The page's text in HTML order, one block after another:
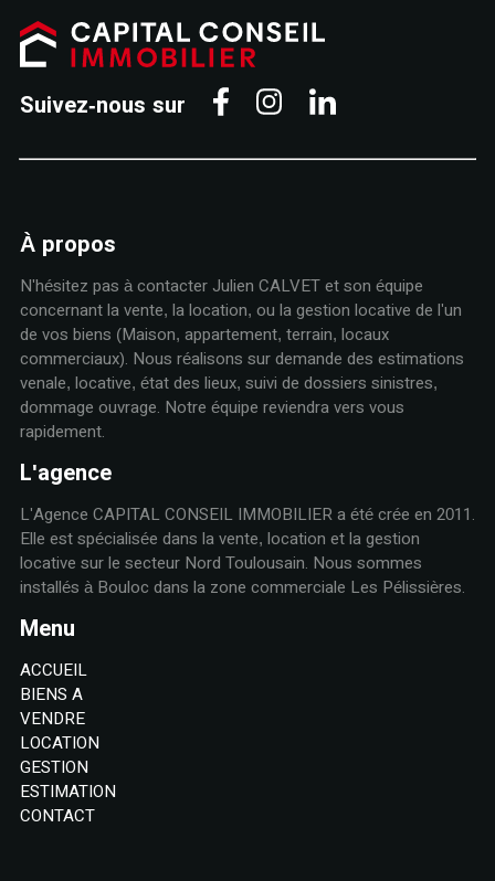
Suivez-nous sur
À propos
N'hésitez pas à contacter Julien CALVET et son équipe
concernant la vente, la location, ou la gestion locative de l'un
de vos biens (Maison, appartement, terrain, locaux
commerciaux). Nous réalisons sur demande des estimations
venale, locative, état des lieux, suivi de dossiers sinistres,
dommage ouvrage. Notre équipe reviendra vers vous
rapidement.
L'agence
L'Agence CAPITAL CONSEIL IMMOBILIER a été crée en 2011.
Elle est spécialisée dans la vente, location et la gestion
locative sur le secteur Nord Toulousain. Nous sommes
installés à Bouloc dans la zone commerciale Les Pélissières.
Menu
ACCUEIL
BIENS A
VENDRE
LOCATION
GESTION
ESTIMATION
CONTACT